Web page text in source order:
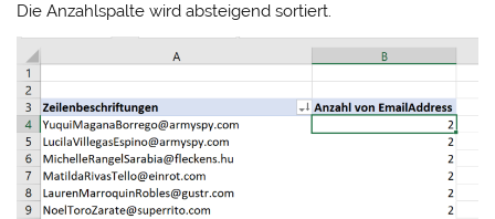
Die Anzahlspalte wird absteigend sortiert.